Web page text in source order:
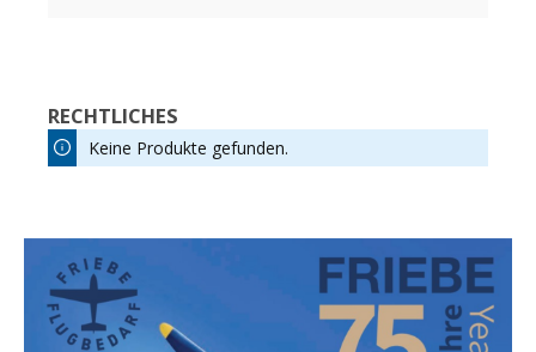
RECHTLICHES
Keine Produkte gefunden.